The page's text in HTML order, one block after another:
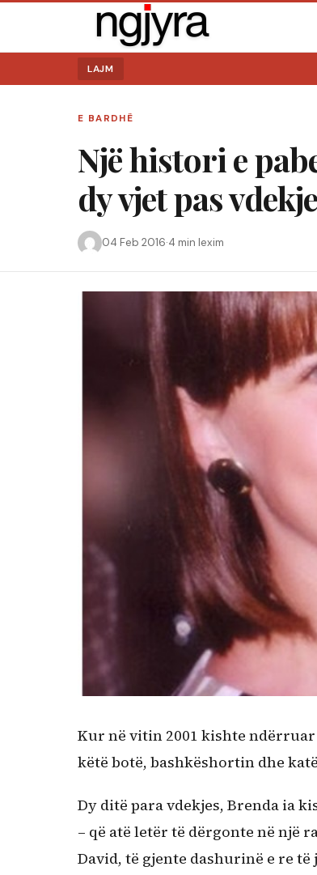
Kërko:
LAJM
E BARDHË
Një histori e
dy vjet pas
04 Feb 2016·4 min lexim
Kur në vitin 2001 kishte
këtë botë, bashkëshortin dhe
Dy ditë para vdekjes, Brenda ia
– që atë letër të dërgonte në një
David, të gjente dashurinë e re të